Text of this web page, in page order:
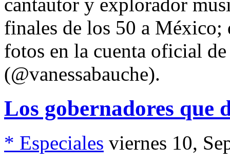
finales de los 50 a México;
fotos en la cuenta oficial
(@vanessabauche).
Los gobernadores que
* Especiales viernes 10,